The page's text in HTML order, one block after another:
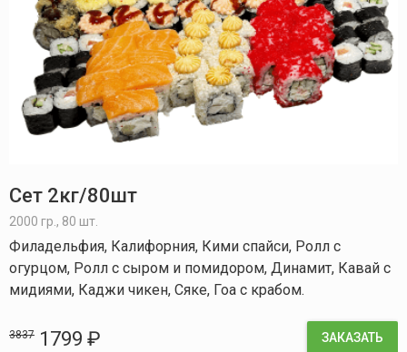
Сет 2кг/80шт
2000 гр., 80 шт.
Филадельфия, Калифорния, Кими спайси, Ролл с
огурцом, Ролл с сыром и помидором, Динамит, Кавай с
мидиями, Каджи чикен, Сяке, Гоа с крабом.
3837 1799 ₽ ЗАКАЗАТЬ